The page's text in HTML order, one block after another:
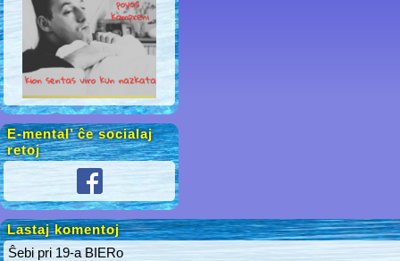
E-mental’ ĉe socialaj
retoj
Lastaj komentoj
Ŝebi pri 19-a BIERo